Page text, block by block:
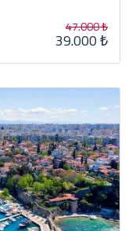
47.000 ₺
39.000 ₺